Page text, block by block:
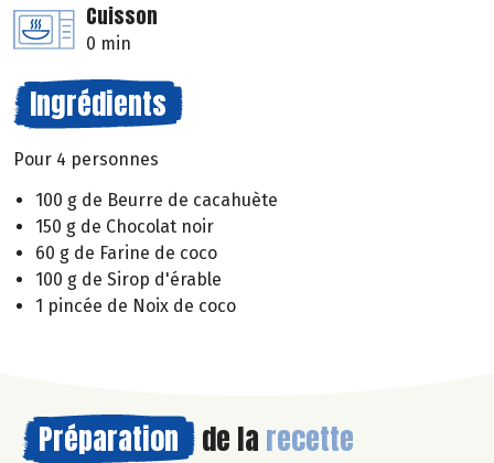
Cuisson
0 min
Ingrédients
Pour 4 personnes
100 g de Beurre de cacahuète
150 g de Chocolat noir
60 g de Farine de coco
100 g de Sirop d'érable
1 pincée de Noix de coco
Préparation de la recette